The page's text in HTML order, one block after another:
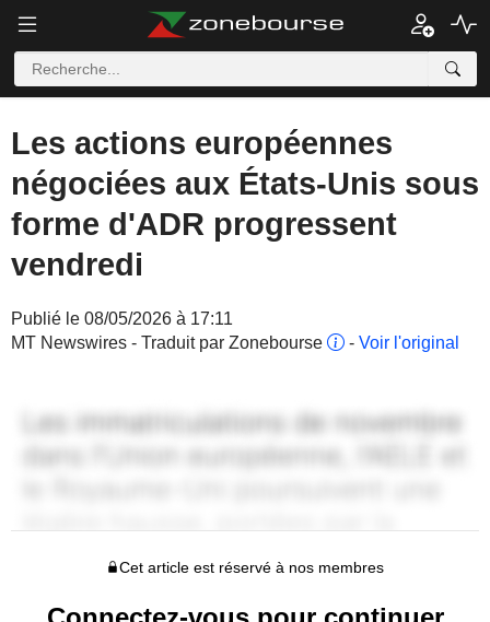
Les actions européennes
négociées aux États-Unis sous
forme d'ADR progressent
vendredi
Publié le 08/05/2026 à 17:11
MT Newswires - Traduit par Zonebourse
- Voir l'original
Cet article est réservé à nos membres